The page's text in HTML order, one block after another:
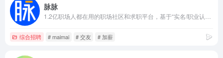
脉脉
综合招聘 # maimai # 交友 # 加薪